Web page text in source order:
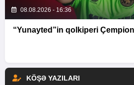
08.08.2026 - 16:36
“Yunayted”in qolkiperi
KÖŞƏ YAZILARI